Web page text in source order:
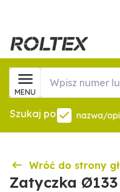
MENU
Szukaj po nazwa/
Wróć do strony
Zatyczka